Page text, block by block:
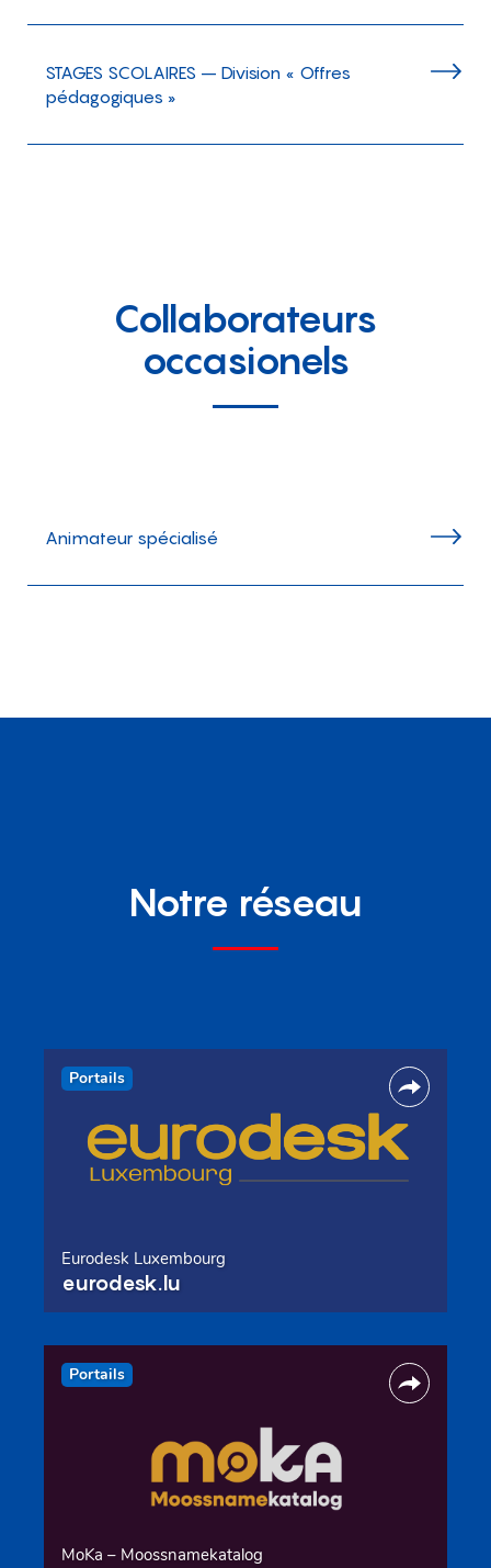
STAGES SCOLAIRES – Division « Offres
pédagogiques »
Collaborateurs
occasionels
Animateur spécialisé
Notre réseau
Portails
Eurodesk Luxembourg
eurodesk.lu
Portails
MoKa – Moossnamekatalog